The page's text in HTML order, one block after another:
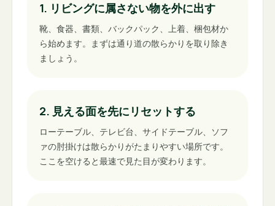
1. リビングに属さない物を外に出す
靴、食器、書類、バックパック、上着、梱包材か
ら始めます。まずは通り道の散らかりを取り除き
ましょう。
2. 見える面を先にリセットする
ローテーブル、テレビ台、サイドテーブル、ソフ
ァの肘掛けは散らかりがたまりやすい場所です。
ここを空けると最速で見た目が変わります。